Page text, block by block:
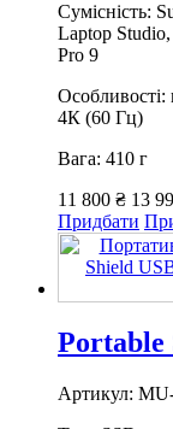
Сумісність:
Laptop
Pro 9
Особливості:
4К (60 Гц)
Вага: 410 г
11 800 ₴ 13
Придбати
Portable
Артикул: